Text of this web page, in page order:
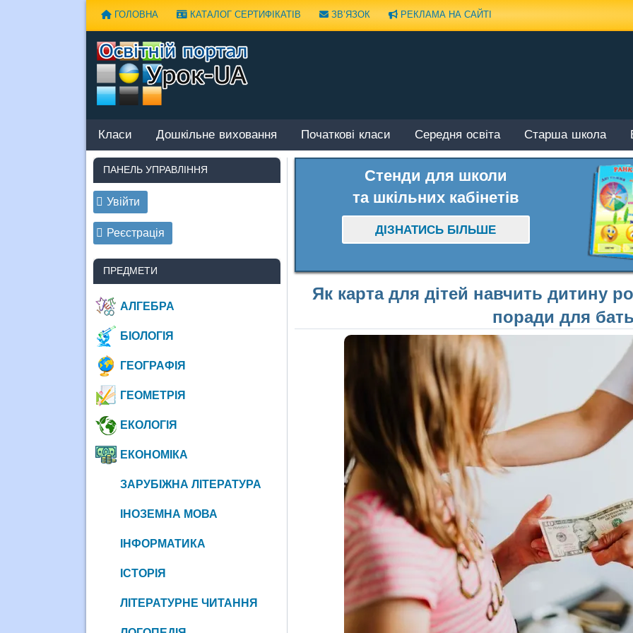
ГОЛОВНА КАТАЛОГ СЕРТИФІКАТІВ ЗВ’ЯЗОК РЕКЛАМА НА САЙТІ
Класи Дошкільне виховання Початкові класи Середня освіта Старша школа
Стенди для школи
та шкільних кабінетів
ДІЗНАТИСЬ БІЛЬШЕ
Як карта для дітей навчить дитину
поради для
ПАНЕЛЬ УПРАВЛІННЯ
Увійти
Реєстрація
ПРЕДМЕТИ
АЛГЕБРА
БІОЛОГІЯ
ГЕОГРАФІЯ
ГЕОМЕТРІЯ
ЕКОЛОГІЯ
ЕКОНОМІКА
ЗАРУБІЖНА ЛІТЕРАТУРА
ІНОЗЕМНА МОВА
ІНФОРМАТИКА
ІСТОРІЯ
ЛІТЕРАТУРНЕ ЧИТАННЯ